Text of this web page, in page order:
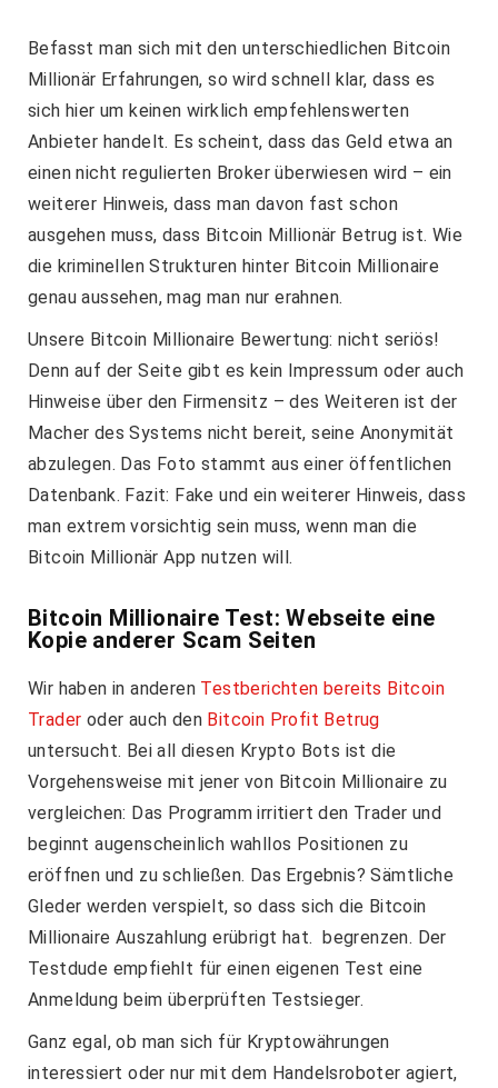
Befasst man sich mit den unterschiedlichen Bitcoin
Millionär Erfahrungen, so wird schnell klar, dass es
sich hier um keinen wirklich empfehlenswerten
Anbieter handelt. Es scheint, dass das Geld etwa an
einen nicht regulierten Broker überwiesen wird – ein
weiterer Hinweis, dass man davon fast schon
ausgehen muss, dass Bitcoin Millionär Betrug ist. Wie
die kriminellen Strukturen hinter Bitcoin Millionaire
genau aussehen, mag man nur erahnen.
Unsere Bitcoin Millionaire Bewertung: nicht seriös!
Denn auf der Seite gibt es kein Impressum oder auch
Hinweise über den Firmensitz – des Weiteren ist der
Macher des Systems nicht bereit, seine Anonymität
abzulegen. Das Foto stammt aus einer öffentlichen
Datenbank. Fazit: Fake und ein weiterer Hinweis, dass
man extrem vorsichtig sein muss, wenn man die
Bitcoin Millionär App nutzen will.
Bitcoin Millionaire Test: Webseite eine
Kopie anderer Scam Seiten
Wir haben in anderen Testberichten bereits Bitcoin
Trader oder auch den Bitcoin Profit Betrug
untersucht. Bei all diesen Krypto Bots ist die
Vorgehensweise mit jener von Bitcoin Millionaire zu
vergleichen: Das Programm irritiert den Trader und
beginnt augenscheinlich wahllos Positionen zu
eröffnen und zu schließen. Das Ergebnis? Sämtliche
Gleder werden verspielt, so dass sich die Bitcoin
Millionaire Auszahlung erübrigt hat. begrenzen. Der
Testdude empfiehlt für einen eigenen Test eine
Anmeldung beim überprüften Testsieger.
Ganz egal, ob man sich für Kryptowährungen
interessiert oder nur mit dem Handelsroboter agiert,